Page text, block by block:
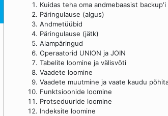
Kuidas teha oma andmebaasist backup'i
Päringulause (algus)
Andmetüübid
Päringulause (jätk)
Alampäringud
Operaatorid UNION ja JOIN
Tabelite loomine ja välisvõti
Vaadete loomine
Vaadete muutmine ja vaate kaudu
Funktsioonide loomine
Protseduuride loomine
Indeksite loomine